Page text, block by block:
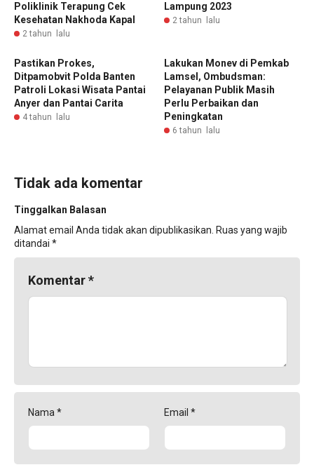
Poliklinik Terapung Cek
Kesehatan Nakhoda Kapal
2 tahun lalu
Lampung 2023
2 tahun lalu
Pastikan Prokes,
Ditpamobvit Polda Banten
Patroli Lokasi Wisata Pantai
Anyer dan Pantai Carita
4 tahun lalu
Lakukan Monev di Pemkab
Lamsel, Ombudsman:
Pelayanan Publik Masih
Perlu Perbaikan dan
Peningkatan
6 tahun lalu
Tidak ada komentar
Tinggalkan Balasan
Alamat email Anda tidak akan dipublikasikan. Ruas yang wajib
ditandai *
Komentar*
Nama * Email *